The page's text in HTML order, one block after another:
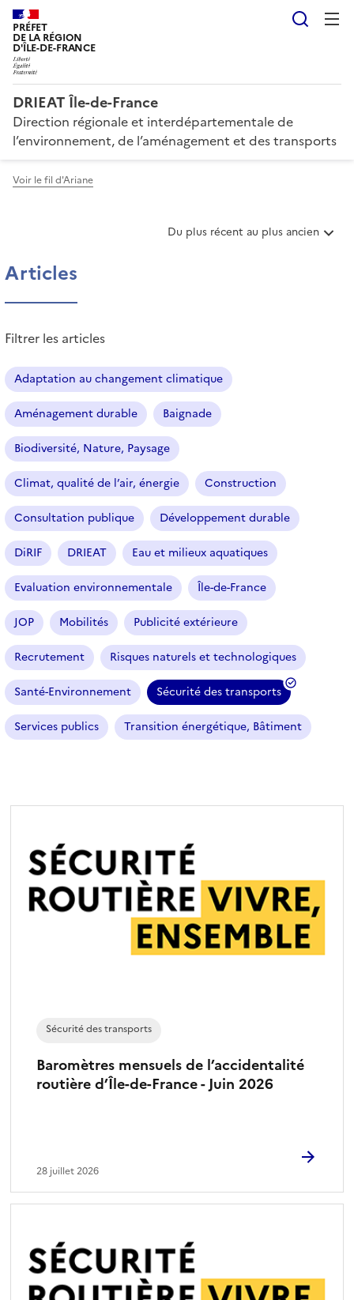
PRÉFET
DE LA RÉGION
D'ÎLE-DE-FRANCE
DRIEAT Île-de-France
Direction régionale et interdépartementale de
l’environnement, de l’aménagement et des transports
Voir le fil d'Ariane
T
t
i
c
l
e
s
Du plus récent au plus ancien
Articles
Filtrer les articles
Adaptation au changement climatique
Aménagement durable Baignade
Biodiversité, Nature, Paysage
Climat, qualité de l’air, énergie Construction
Consultation publique Développement durable
DiRIF DRIEAT Eau et milieux aquatiques
Evaluation environnementale Île-de-France
JOP Mobilités Publicité extérieure
Recrutement Risques naturels et technologiques
Santé-Environnement Sécurité des transports
(
f
i
e
c
t
i
Services publics Transition énergétique, Bâtiment
Baromètres mensuels de l’accidentalité
routière d’Île-de-France - Juin 2026
Sécurité des transports
28 juillet 2026